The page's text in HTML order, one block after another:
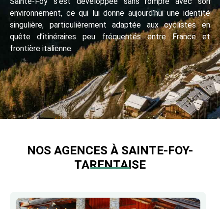
environnement, ce qui lui donne aujourd’hui une identité
singulière, particulièrement adaptée aux cyclistes en
quête d’itinéraires peu fréquentés entre France et
frontière italienne.
NOS AGENCES À SAINTE-FOY-
TARENTAISE